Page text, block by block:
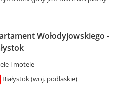
Wołodyjowskiego -
i motele
Białystok (woj. podlaskie)